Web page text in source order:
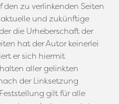
zu verlinkenden Seiten
und zukünftige
die Urheberschaft der
hat der Autor keinerlei
er sich hiermit
aller gelinkten
der Linksetzung
gilt für alle